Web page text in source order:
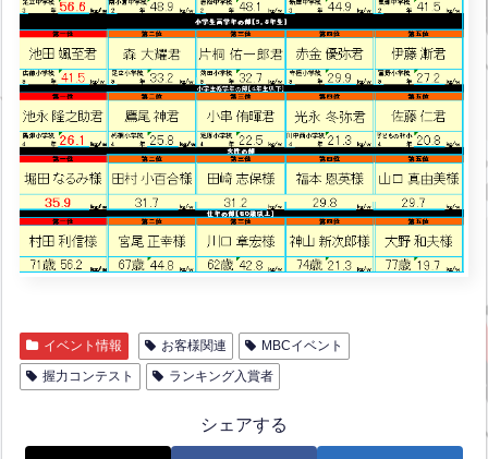
イベント情報 お客様関連
MBCイベント
握力コンテスト
ランキング入賞者
シェアする